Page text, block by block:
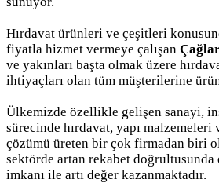
Hırdavat ürünleri ve çeşitleri
fiyatla hizmet vermeye çalışan
ve yakınları başta olmak üzere
ihtiyaçları olan tüm müşterilerine
Ülkemizde özellikle gelişen sanayi,
sürecinde hırdavat, yapı
çözümü üreten bir çok firmadan biri
sektörde artan rekabet doğrultusunda
imkanı ile artı değer kazanmaktadır.